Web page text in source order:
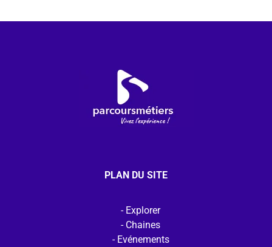
PLAN DU SITE
Explorer
Chaines
Evénements